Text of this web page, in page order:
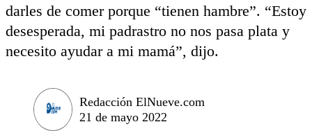
darles de comer porque “tienen hambre”. “Estoy
desesperada, mi padrastro no nos pasa plata y
necesito ayudar a mi mamá”, dijo.
Redacción ElNueve.com
21 de mayo 2022